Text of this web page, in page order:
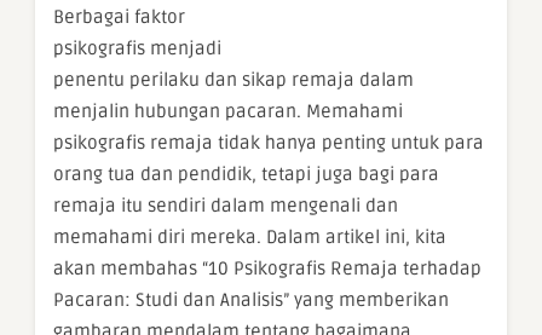
Berbagai faktor
psikografis menjadi
penentu perilaku dan sikap remaja dalam
menjalin hubungan pacaran. Memahami
psikografis remaja tidak hanya penting untuk para
orang tua dan pendidik, tetapi juga bagi para
remaja itu sendiri dalam mengenali dan
memahami diri mereka. Dalam artikel ini, kita
akan membahas “10 Psikografis Remaja terhadap
Pacaran: Studi dan Analisis” yang memberikan